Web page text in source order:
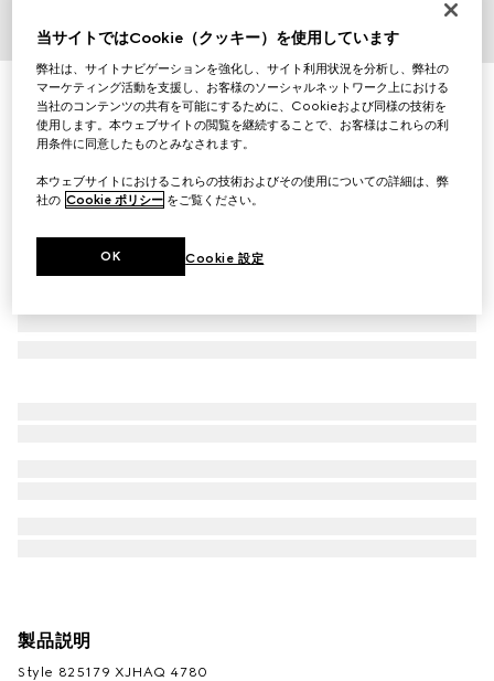
/3
〔チルドレンズ〕コットン ジョギングパンツ
￥53,900
（税込）
製品説明
Style ‎825179 XJHAQ 4780
当サイトではCookie（クッキー）を使用しています
弊社は、サイトナビゲーションを強化し、サイト利用状況を分析し、弊社の
マーケティング活動を支援し、お客様のソーシャルネットワーク上における
当社のコンテンツの共有を可能にするために、Cookieおよび同様の技術を
使用します。本ウェブサイトの閲覧を継続することで、お客様はこれらの利
用条件に同意したものとみなされます。
本ウェブサイトにおけるこれらの技術およびその使用についての詳細は、弊
社の Cookie ポリシー をご覧ください。
Cookie 設定
OK